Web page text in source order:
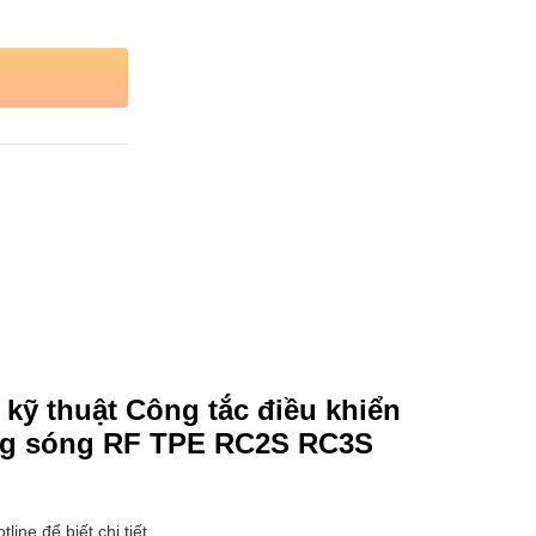
thuật Công tắc điều khiển
sóng RF TPE RC2S RC3S
để biết chi tiết